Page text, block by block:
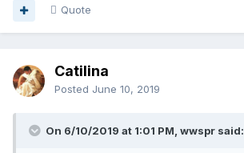
Quote
Catilina
Posted June 10, 2019
On 6/10/2019 at 1:01 PM, wwspr said: